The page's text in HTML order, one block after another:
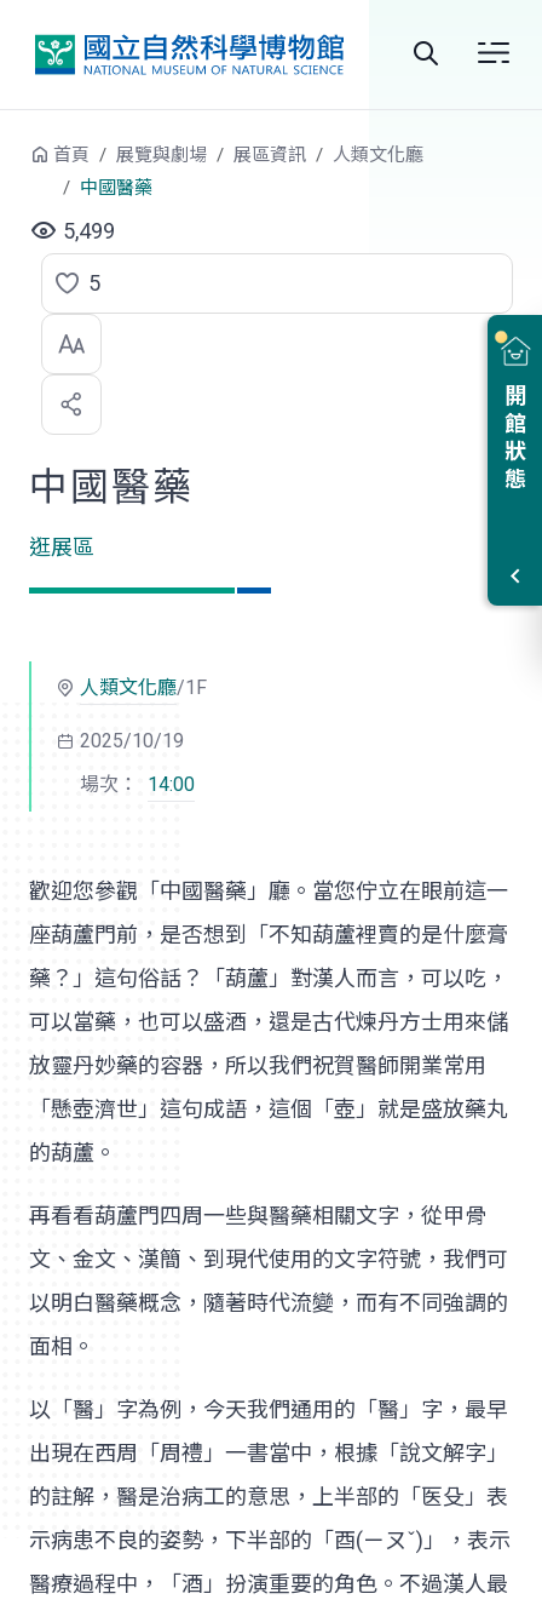
站
開館狀態
首頁 展覽與劇場 展區資訊
人類文化廳
中國醫藥
5,499
點
選
喜
歡
5
中國醫藥
逛展區
人類文化廳/1F
2025/10/19
場次：
14:00
歡迎您參觀「中國醫藥」廳。當您佇立在眼前這一
座葫蘆門前，是否想到「不知葫蘆裡賣的是什麼膏
藥？」這句俗話？「葫蘆」對漢人而言，可以吃，
可以當藥，也可以盛酒，還是古代煉丹方士用來儲
放靈丹妙藥的容器，所以我們祝賀醫師開業常用
「懸壺濟世」這句成語，這個「壺」就是盛放藥丸
的葫蘆。
再看看葫蘆門四周一些與醫藥相關文字，從甲骨
文、金文、漢簡、到現代使用的文字符號，我們可
以明白醫藥概念，隨著時代流變，而有不同強調的
面相。
以「醫」字為例，今天我們通用的「醫」字，最早
出現在西周「周禮」一書當中，根據「說文解字」
的註解，醫是治病工的意思，上半部的「医殳」表
示病患不良的姿勢，下半部的「酉(ㄧㄡˇ)」，表示
醫療過程中，「酒」扮演重要的角色。不過漢人最